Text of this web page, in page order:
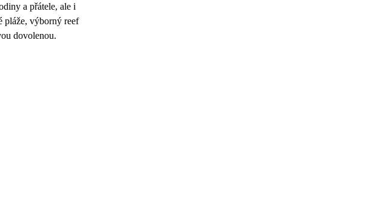
a přátele, ale i
pláže, výborný reef
dovolenou.